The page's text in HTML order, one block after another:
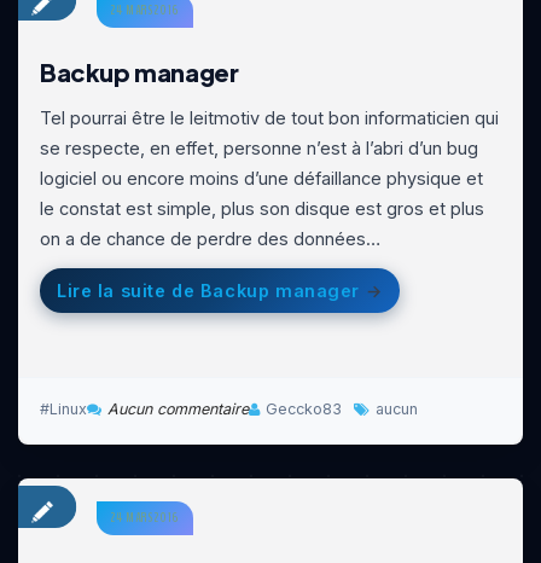
Backup manager
Tel pourrai être le leitmotiv de tout bon informaticien qui
se respecte, en effet, personne n’est à l’abri d’un bug
logiciel ou encore moins d’une défaillance physique et
le constat est simple, plus son disque est gros et plus
on a de chance de perdre des données…
Lire la suite de Backup manager
24 MARS 2016
Linux Aucun commentaire Geccko83 aucun
24 MARS 2016